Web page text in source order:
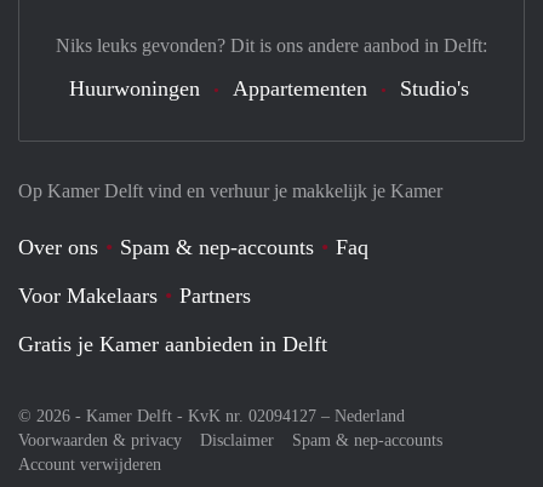
Op Kamer Delft vind en verhuur je makkelijk je Kamer
Over ons Spam & nep-accounts
Faq
Voor Makelaars
Partners
Gratis je Kamer aanbieden in Delft
© 2026 - Kamer Delft - KvK nr. 02094127 – Nederland
Voorwaarden & privacy
Disclaimer
Spam & nep-accounts
Account verwijderen
Niks leuks gevonden? Dit is ons andere aanbod in Delft:
Huurwoningen Appartementen Studio's